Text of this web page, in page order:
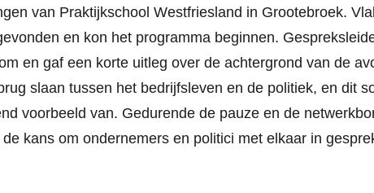
van Praktijkschool Westfriesland in Grootebroek.
en kon het programma beginnen.
en gaf een korte uitleg over de achtergrond van de
slaan tussen het bedrijfsleven en de politiek, en dit
voorbeeld van. Gedurende de pauze en de
kans om ondernemers en politici met elkaar in